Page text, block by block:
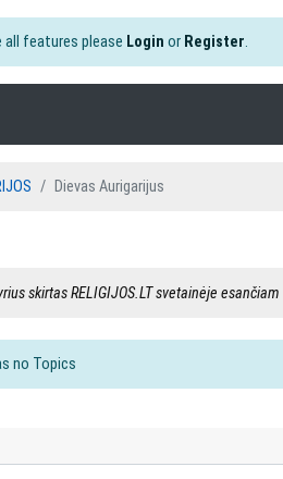
all features please Login or Register.
Dievas Aurigarijus
skirtas RELIGIJOS.LT svetainėje
no Topics